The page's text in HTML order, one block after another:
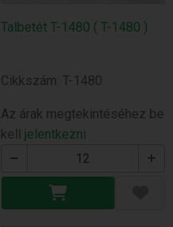
Talbetét T-1480 ( T-1480 )
Cikkszám: T-1480
Az árak megtekintéséhez be
kell jelentkezni